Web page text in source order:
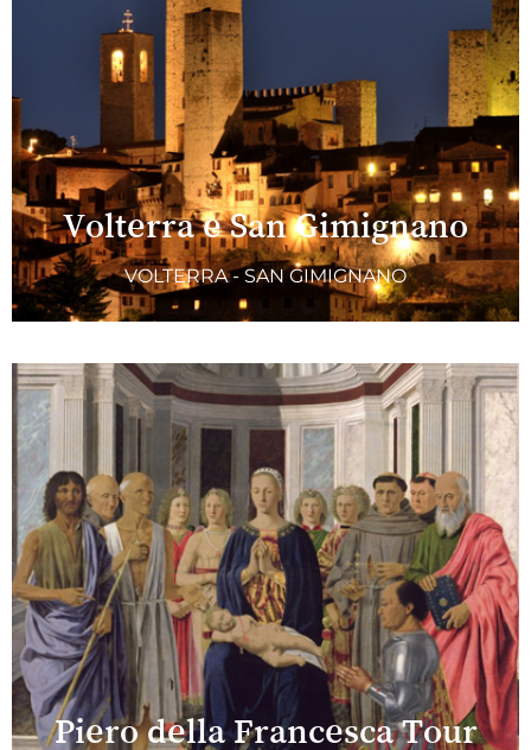
Volterra e San Gimignano
VOLTERRA - SAN GIMIGNANO
Piero della Francesca Tour